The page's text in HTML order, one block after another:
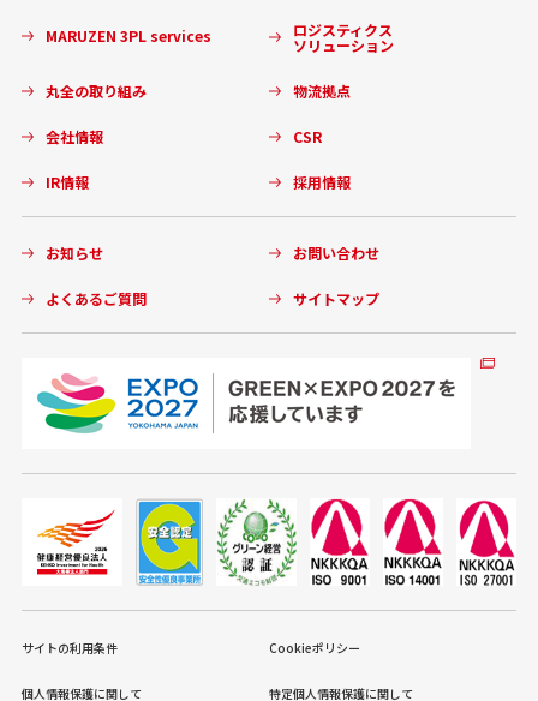
MARUZEN 3PL services ロジスティクス
ソリューション
丸全の取り組み 物流拠点
会社情報 CSR
IR情報 採用情報
お知らせ お問い合わせ
よくあるご質問 サイトマップ
サイトの利用条件 Cookieポリシー
個人情報保護に関して 特定個人情報保護に関して